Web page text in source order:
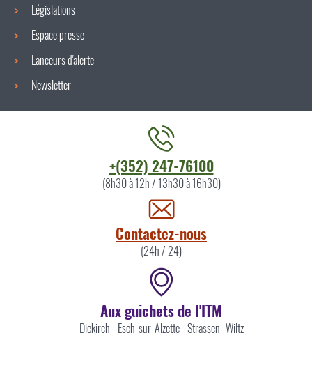
Législations
Espace presse
Lanceurs d'alerte
Newsletter
+(352) 247-76100
(8h30 à 12h / 13h30 à 16h30)
Contactez-nous
(24h / 24)
Aux guichets de l'ITM
Diekirch- Esch-sur-Alzette-Strassen-Wiltz